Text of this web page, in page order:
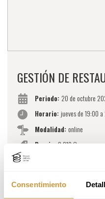
Consentimiento
GESTIÓN DE
Periodo: 20 de octubre
Horario: jueves de 19:00
Modalidad: online
Precio:2.310 €
Diseño estratégico de un